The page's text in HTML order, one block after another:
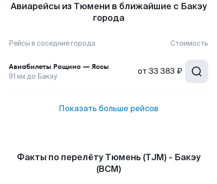
Авиарейсы из Тюмени в ближайшие с Бакэу
города
Рейсы в соседние города Стоимость
Авиабилеты Рощино — Яссы
91 км до Бакэу от 33 383 ₽
Показать больше рейсов
Факты по перелёту Тюмень (TJM) - Бакэу
(BCM)